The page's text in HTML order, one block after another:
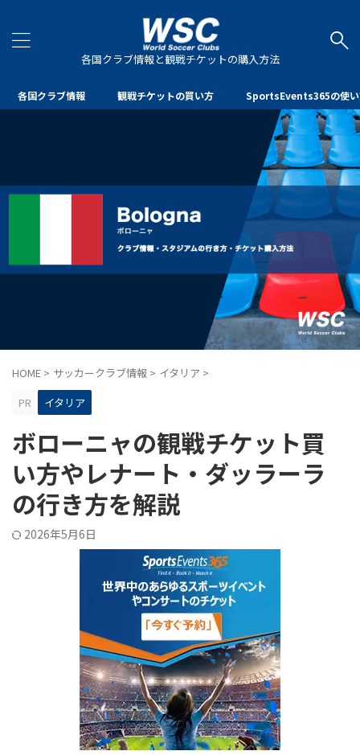
各国クラブ情報と観戦チケットの購入方法
各国クラブ情報 観戦チケットの買い方 SportsEvents365の使
HOME > サッカークラブ情報 > イタリア >
PR
イタリア
ボローニャの観戦チケット買
い方やレナート・ダッラーラ
の行き方を解説
2026年5月6日